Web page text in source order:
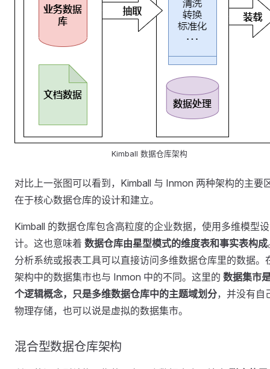
Kimball 数据仓库架构
对比上一张图可以看到，Kimball 与 Inmon 两种架构的主要
在于核心数据仓库的设计和建立。
Kimball 的数据仓库包含高粒度的企业数据，使用多维模型设
计。这也意味着 数据仓库由星型模式的维度表和事实表构成
分析系统或报表工具可以直接访问多维数据仓库里的数据。
架构中的数据集市也与 Inmon 中的不同。这里的 数据集市
个逻辑概念，只是多维数据仓库中的主题域划分，并没有自
物理存储，也可以说是虚拟的数据集市。
混合型数据仓库架构